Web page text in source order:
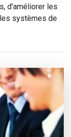
d'améliorer les
systèmes de